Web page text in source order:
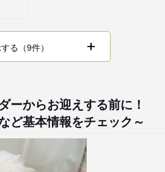
る（9件）
ーからお迎えする前に！
ど基本情報をチェック～